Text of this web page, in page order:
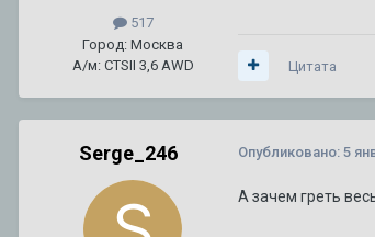
517
Город: Москва
А/м: CTSII 3,6 AWD
Цитата
Serge_246 Опубликовано: 5
А зачем греть